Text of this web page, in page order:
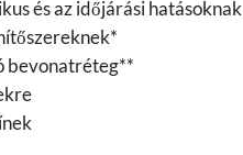
és az időjárási hatásoknak
bevonatréteg**